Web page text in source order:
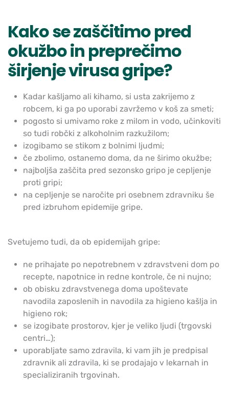
Kako se zaščitimo pred
okužbo in preprečimo
širjenje virusa gripe?
Kadar kašljamo ali kihamo, si usta zakrijemo z
robcem, ki ga po uporabi zavržemo v koš za smeti;
pogosto si umivamo roke z milom in vodo, učinkoviti
so tudi robčki z alkoholnim razkužilom;
izogibamo se stikom z bolnimi ljudmi;
če zbolimo, ostanemo doma, da ne širimo okužbe;
najboljša zaščita pred sezonsko gripo je cepljenje
proti gripi;
na cepljenje se naročite pri osebnem zdravniku še
pred izbruhom epidemije gripe.
Svetujemo tudi, da ob epidemijah gripe:
ne prihajate po nepotrebnem v zdravstveni dom po
recepte, napotnice in redne kontrole, če ni nujno;
ob obisku zdravstvenega doma upoštevate
navodila zaposlenih in navodila za higieno kašlja in
higieno rok;
se izogibate prostorov, kjer je veliko ljudi (trgovski
centri…);
uporabljate samo zdravila, ki vam jih je predpisal
zdravnik ali zdravila, ki se prodajajo v lekarnah in
specializiranih trgovinah.